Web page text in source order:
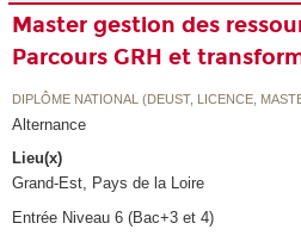
Master gestion des
Parcours GRH et
DIPLÔME NATIONAL (DEUST, LICENCE,
Alternance
Lieu(x)
Grand-Est, Pays de la Loire
Entrée Niveau 6 (Bac+3 et 4)